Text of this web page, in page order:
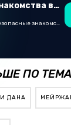
ZYYN — знакомства в Казахстане
Быстрые и безопасные знакомства в Telegram
ПО
ДАНА